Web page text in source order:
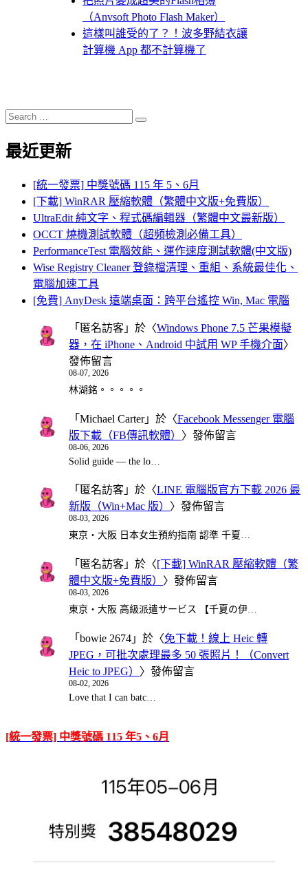
（Anvsoft Photo Flash Maker）
這樣叫誰受的了？！波多野結衣讓
計算機 App 都不計算機了
Search
for:
Search
最近更新
[統一發票] 中獎號碼 115 年 5、6月
[下載] WinRAR 壓縮軟體（繁體中文版+免費版）
UltraEdit 純文字、程式碼編輯器（繁體中文最新版）
OCCT 燒機測試軟體（超頻檢測必備工具）
PerformanceTest 電腦效能、運作速度測試軟體(中文版)
Wise Registry Cleaner 登錄檔清理、重組、系統最佳化、
電腦加速工具
[免費] AnyDesk 遠端桌面：跨平台遙控 Win, Mac 電腦
「 匿名訪客 」於〈Windows Phone 7.5 芒果模擬
器，在 iPhone、Android 中試用 WP 手機介面〉
發佈留言
08-07, 2026
林湖銘。。。。。
「 Michael Carter」於〈Facebook Messenger 電腦
版下載（FB傳訊軟體） 〉發佈留言
08-06, 2026
Solid guide — the lo…
「 匿名訪客 」於〈LINE 電腦版官方下載 2026 最
新版（Win+Mac 版） 〉發佈留言
08-03, 2026
東京・大阪 日本女生預約指南 認準 千夏…
「 匿名訪客 」於〈[下載] WinRAR 壓縮軟體（繁
體中文版+免費版） 〉發佈留言
08-03, 2026
東京・大阪 高級派遣サービス 【千夏の伊…
「 bowie 2674 」於〈免下載！線上 Heic 轉
JPEG，可批次處理最多 50 張照片！（Convert
Heic to JPEG） 〉發佈留言
08-02, 2026
Love that I can batc…
[統一發票] 中獎號碼 115 年5、6月